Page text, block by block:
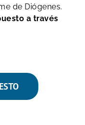
de Diógenes.
a través